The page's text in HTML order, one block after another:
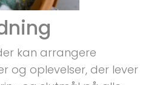
kan arrangere
og oplevelser, der lever